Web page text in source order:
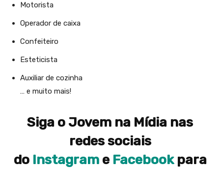
Motorista
Operador de caixa
Confeiteiro
Esteticista
Auxiliar de cozinha
… e muito mais!
Siga o Jovem na Mídia nas
redes sociais
do Instagram e Facebookpara